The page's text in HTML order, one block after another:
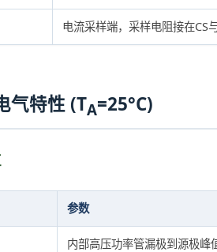
电流采样端，采样电阻接在CS
气特性 (TA=25°C)
参数
内部高压功率管漏极到源极峰